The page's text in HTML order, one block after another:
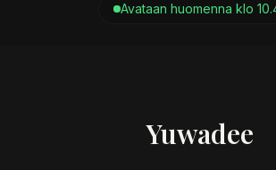
Avataan huomenna klo
Yuwadee